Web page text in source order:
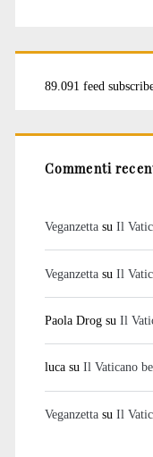
89.091 feed
Commenti
Veganzettasu Il
Veganzettasu Il
Paola Drogsu Il
lucasu Il Vaticano
Veganzettasu Il